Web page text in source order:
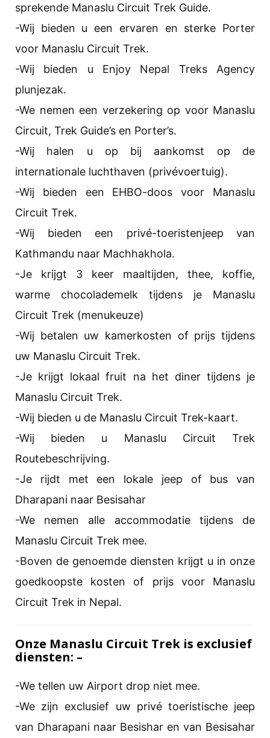
sprekende Manaslu Circuit Trek Guide.
-Wij bieden u een ervaren en sterke Porter
voor Manaslu Circuit Trek.
-Wij bieden u Enjoy Nepal Treks Agency
plunjezak.
-We nemen een verzekering op voor Manaslu
Circuit, Trek Guide’s en Porter’s.
-Wij halen u op bij aankomst op de
internationale luchthaven (privévoertuig).
-Wij bieden een EHBO-doos voor Manaslu
Circuit Trek.
-Wij bieden een privé-toeristenjeep van
Kathmandu naar Machhakhola.
-Je krijgt 3 keer maaltijden, thee, koffie,
warme chocolademelk tijdens je Manaslu
Circuit Trek (menukeuze)
-Wij betalen uw kamerkosten of prijs tijdens
uw Manaslu Circuit Trek.
-Je krijgt lokaal fruit na het diner tijdens je
Manaslu Circuit Trek.
-Wij bieden u de Manaslu Circuit Trek-kaart.
-Wij bieden u Manaslu Circuit Trek
Routebeschrijving.
-Je rijdt met een lokale jeep of bus van
Dharapani naar Besisahar
-We nemen alle accommodatie tijdens de
Manaslu Circuit Trek mee.
-Boven de genoemde diensten krijgt u in onze
goedkoopste kosten of prijs voor Manaslu
Circuit Trek in Nepal.
Onze Manaslu Circuit Trek is exclusief
diensten: –
-We tellen uw Airport drop niet mee.
-We zijn exclusief uw privé toeristische jeep
van Dharapani naar Besishar en van Besisahar